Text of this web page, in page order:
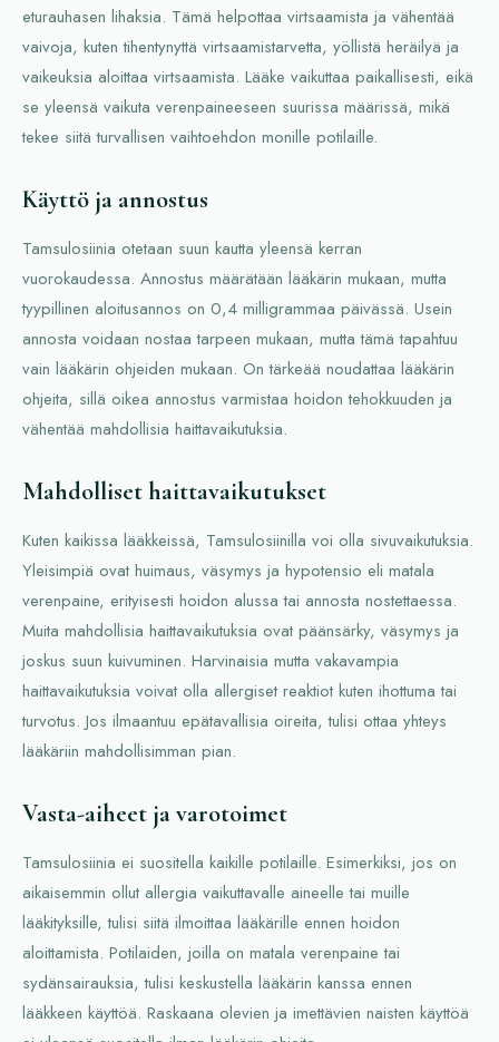
eturauhasen lihaksia. Tämä helpottaa virtsaamista ja vähentää
vaivoja, kuten tihentynyttä virtsaamistarvetta, yöllistä heräilyä ja
vaikeuksia aloittaa virtsaamista. Lääke vaikuttaa paikallisesti, eikä
se yleensä vaikuta verenpaineeseen suurissa määrissä, mikä
tekee siitä turvallisen vaihtoehdon monille potilaille.
Käyttö ja annostus
Tamsulosiinia otetaan suun kautta yleensä kerran
vuorokaudessa. Annostus määrätään lääkärin mukaan, mutta
tyypillinen aloitusannos on 0,4 milligrammaa päivässä. Usein
annosta voidaan nostaa tarpeen mukaan, mutta tämä tapahtuu
vain lääkärin ohjeiden mukaan. On tärkeää noudattaa lääkärin
ohjeita, sillä oikea annostus varmistaa hoidon tehokkuuden ja
vähentää mahdollisia haittavaikutuksia.
Mahdolliset haittavaikutukset
Kuten kaikissa lääkkeissä, Tamsulosiinilla voi olla sivuvaikutuksia.
Yleisimpiä ovat huimaus, väsymys ja hypotensio eli matala
verenpaine, erityisesti hoidon alussa tai annosta nostettaessa.
Muita mahdollisia haittavaikutuksia ovat päänsärky, väsymys ja
joskus suun kuivuminen. Harvinaisia mutta vakavampia
haittavaikutuksia voivat olla allergiset reaktiot kuten ihottuma tai
turvotus. Jos ilmaantuu epätavallisia oireita, tulisi ottaa yhteys
lääkäriin mahdollisimman pian.
Vasta-aiheet ja varotoimet
Tamsulosiinia ei suositella kaikille potilaille. Esimerkiksi, jos on
aikaisemmin ollut allergia vaikuttavalle aineelle tai muille
lääkityksille, tulisi siitä ilmoittaa lääkärille ennen hoidon
aloittamista. Potilaiden, joilla on matala verenpaine tai
sydänsairauksia, tulisi keskustella lääkärin kanssa ennen
lääkkeen käyttöä. Raskaana olevien ja imettävien naisten käyttöä